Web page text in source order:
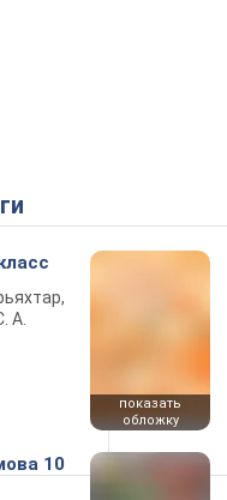
А.
показать
обложку
10